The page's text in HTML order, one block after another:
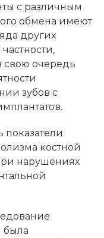
с различным
обмена имеют
других
свою очередь
зубов с
показатели
костной
нарушениях
была